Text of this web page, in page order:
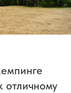
отличному